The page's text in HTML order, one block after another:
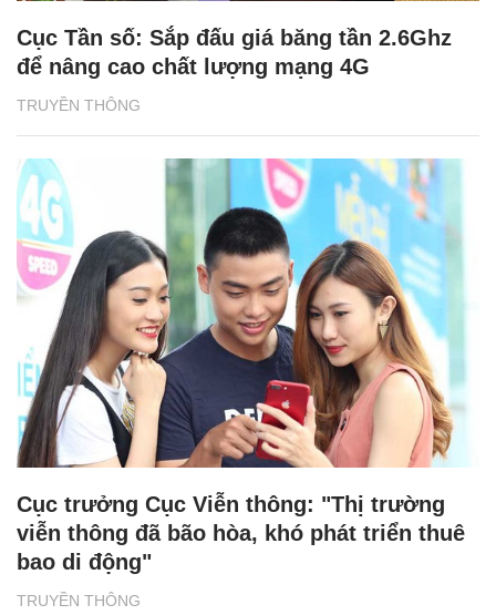
TRUYỀN THÔNG
Cục Tần số: Sắp đấu giá băng tần 2.6Ghz
để nâng cao chất lượng mạng 4G
TRUYỀN THÔNG
Cục trưởng Cục Viễn thông: "Thị trường
viễn thông đã bão hòa, khó phát triển thuê
bao di động"